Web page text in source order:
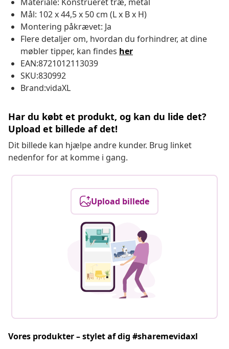
Mål: 102 x 44,5 x 50 cm (L x B x H)
Montering påkrævet: Ja
Flere detaljer om, hvordan du forhindrer, at dine
møbler tipper, kan findes her
EAN:8721012113039
SKU:830992
Brand:vidaXL
Har du købt et produkt, og kan du lide det?
Upload et billede af det!
Dit billede kan hjælpe andre kunder. Brug linket
nedenfor for at komme i gang.
Upload billede
Vores produkter – stylet af dig #sharemevidaxl